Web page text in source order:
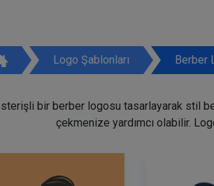
Logo Şablonları Berber
bir berber logosu tasarlayarak stil
çekmenize yardımcı olabilir.